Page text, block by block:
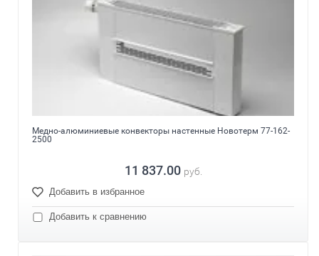
Медно-алюминиевые конвекторы настенные Новотерм 77-162-
2500
11 837.00 руб.
Добавить в избранное
Добавить к сравнению